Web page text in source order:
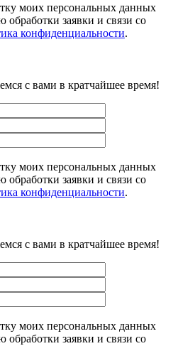
моих персональных данных
заявки и связи со
конфиденциальности.
с вами в кратчайшее время!
моих персональных данных
заявки и связи со
конфиденциальности.
с вами в кратчайшее время!
моих персональных данных
заявки и связи со